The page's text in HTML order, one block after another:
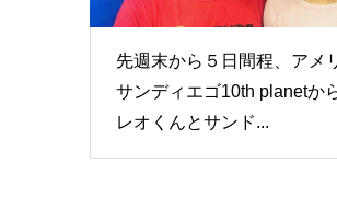
先週末から５日間程、アメ
サンディエゴ10th planetか
レオくんとサンド...